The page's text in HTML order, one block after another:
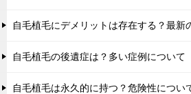
自毛植毛にデメリットは存在する？最新
自毛植毛の後遺症は？多い症例について
自毛植毛は永久的に持つ？危険性につい